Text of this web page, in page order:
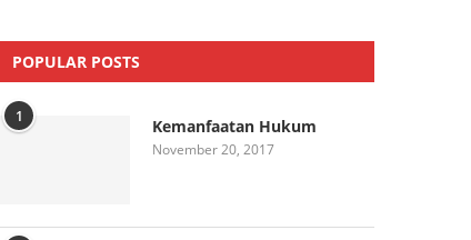
POPULAR POSTS
1 Kemanfaatan Hukum
November 20, 2017